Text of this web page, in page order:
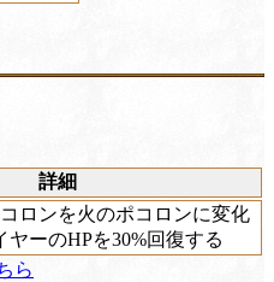
詳細
ロンを火のポコロンに変化
ヤーのHPを30%回復する
ら